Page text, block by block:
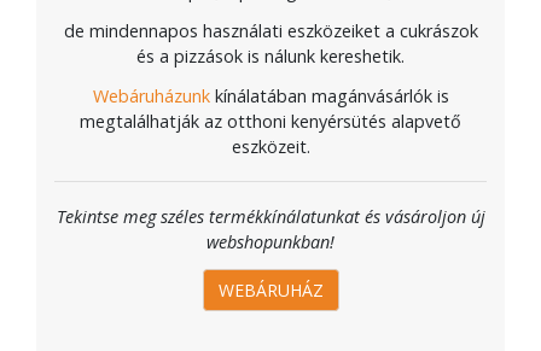
de mindennapos használati eszközeiket a cukrászok
és a pizzások is nálunk kereshetik.
Webáruházunkkínálatában magánvásárlók is
megtalálhatják az otthoni kenyérsütés alapvető
eszközeit.
Tekintse meg széles termékkínálatunkat és vásároljon új
webshopunkban!
WEBÁRUHÁZ